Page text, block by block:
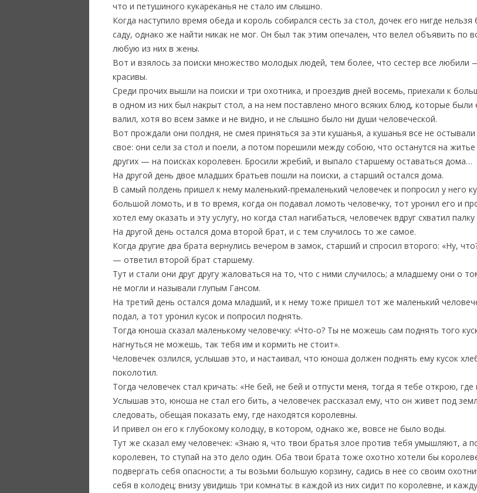
что и петушиного кукареканья не стало им слышно.
Когда наступило время обеда и король собирался сесть за стол, дочек его нигде
саду, однако же найти никак не мог. Он был так этим опечален, что велел объявить по
любую из них в жены.
Вот и взялось за поиски множество молодых людей, тем более, что сестер все
красивы.
Среди прочих вышли на поиски и три охотника, и проездив дней восемь, приехали к
в одном из них был накрыт стол, а на нем поставлено много всяких блюд, которые
валил, хотя во всем замке и не видно, и не слышно было ни души человеческой.
Вот прождали они полдня, не смея приняться за эти кушанья, а кушанья все не
свое: они сели за стол и поели, а потом порешили между собою, что останутся на
других — на поисках королевен. Бросили жребий, и выпало старшему оставаться дома…
На другой день двое младших братьев пошли на поиски, а старший остался дома.
В самый полдень пришел к нему маленький-премаленький человечек и попросил у него
большой ломоть, и в то время, когда он подавал ломоть человечку, тот уронил его и
хотел ему оказать и эту услугу, но когда стал нагибаться, человечек вдруг схватил
На другой день остался дома второй брат, и с тем случилось то же самое.
Когда другие два брата вернулись вечером в замок, старший и спросил второго: «Ну,
— ответил второй брат старшему.
Тут и стали они друг другу жаловаться на то, что с ними случилось; а младшему они о
не могли и называли глупым Гансом.
На третий день остался дома младший, и к нему тоже пришел тот же маленький
подал, а тот уронил кусок и попросил поднять.
Тогда юноша сказал маленькому человечку: «Что-о? Ты не можешь сам поднять того
нагнуться не можешь, так тебя им и кормить не стоит».
Человечек озлился, услышав это, и настаивал, что юноша должен поднять ему кусок
поколотил.
Тогда человечек стал кричать: «Не бей, не бей и отпусти меня, тогда я тебе открою, где
Услышав это, юноша не стал его бить, а человечек рассказал ему, что он живет под
следовать, обещая показать ему, где находятся королевны.
И привел он его к глубокому колодцу, в котором, однако же, вовсе не было воды.
Тут же сказал ему человечек: «Знаю я, что твои братья злое против тебя умышляют, а
королевен, то ступай на это дело один. Оба твои брата тоже охотно хотели бы
подвергать себя опасности; а ты возьми большую корзину, садись в нее со своим
себя в колодец; внизу увидишь три комнаты: в каждой из них сидит по королевне, и